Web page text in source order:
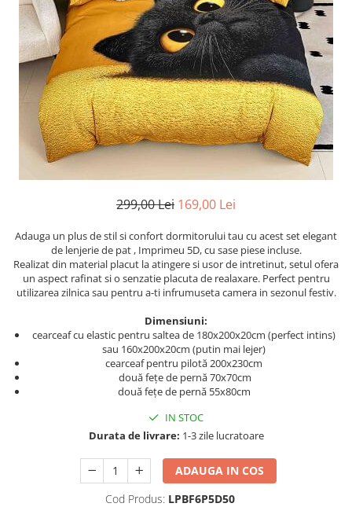
Cearceaf cu elastic
Cearceaf normal
Lenjerii De Pat Creponate
Lenjerii De Pat Bumbac Poplin 2
Persoane
Lenjerii De Pat Bumbac Poplin,
Matlasate, 2 Persoane
Lenjerii De Pat Bumbac Satinat 2
Persoane
2 Persoane
Lenjerii De Pat Jacquard
Lenjerii De Pat Catifea
Set Lenjerie De Pat Blana
Artificiala De Iepure, 6 Piese, 2
Persoane
Set Lenjerie Pat Blanita Iepure, 6
Piese, Cu Pilota Inclusa
Lenjerii De Pat Premium Collection
Set Lenjerie De Pat, 7 Piese, Cu
Set Lenjerie De Pat Jacquard Regal,
11 Piese, Cuvertura Inclusa
299,00 Lei 169,00 Lei
Adauga un plus de stil si confort dormitorului tau cu acest set elegant
de lenjerie de pat , Imprimeu 5D, cu sase piese incluse.
Realizat din material placut la atingere si usor de intretinut, setul ofera
un aspect rafinat si o senzatie placuta de realaxare. Perfect pentru
utilizarea zilnica sau pentru a-ti infrumuseta camera in sezonul festiv.
Dimensiuni:
cearceaf cu elastic pentru saltea de 180x200x20cm (perfect intins)
sau 160x200x20cm (putin mai lejer)
cearceaf pentru pilotă 200x230cm
două fețe de pernă 70x70cm
două fețe de pernă 55x80cm
IN STOC
Durata de livrare: 1-3 zile lucratoare
ADAUGA IN COS
Cod Produs: LPBF6P5D50